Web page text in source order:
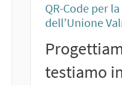
QR-Code per
dell’Unione
testiamo